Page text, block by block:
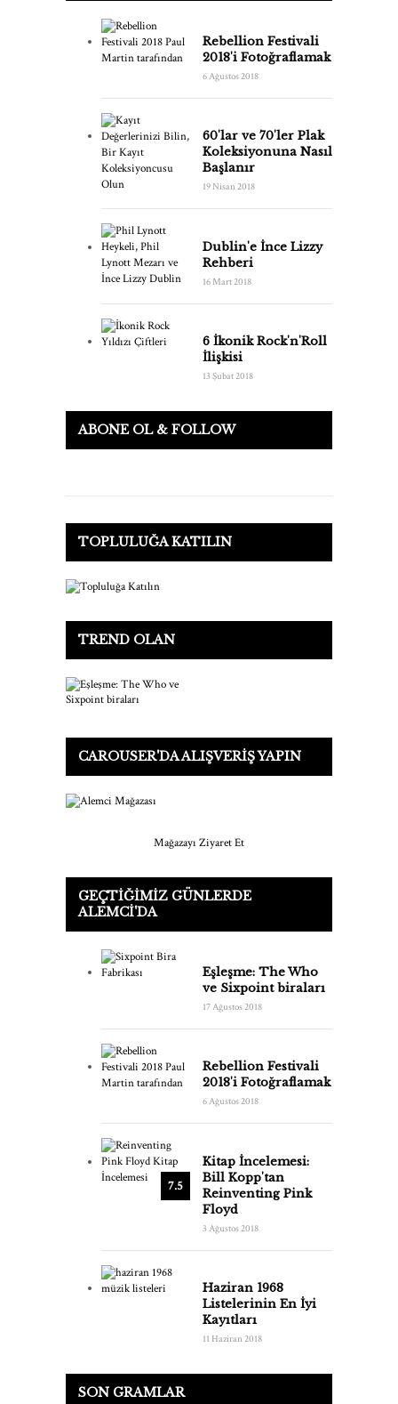
Rebellion Festivali
2018'i Fotoğraflamak
6 Ağustos 2018
60'lar ve 70'ler Plak
Koleksiyonuna Nasıl
Başlanır
19 Nisan 2018
Dublin'e İnce Lizzy
Rehberi
16 Mart 2018
6 İkonik Rock'n'Roll
İlişkisi
13 Şubat 2018
ABONE OL & FOLLOW
TOPLULUĞA KATILIN
TREND OLAN
CAROUSER'DA ALIŞVERIŞ YAPIN
Mağazayı Ziyaret Et
GEÇTIĞIMIZ GÜNLERDE
ALEMCI'DA
Eşleşme: The Who
ve Sixpoint biraları
17 Ağustos 2018
Rebellion Festivali
2018'i Fotoğraflamak
6 Ağustos 2018
7.5
Kitap İncelemesi:
Bill Kopp'tan
Reinventing Pink
Floyd
3 Ağustos 2018
Haziran 1968
Listelerinin En İyi
Kayıtları
11 Haziran 2018
SON GRAMLAR